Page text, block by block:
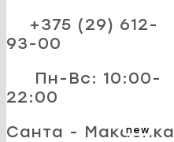
+375 (29) 612-
93-00
Пн-Вс: 10:00-
22:00
new
Санта - Макаёнка